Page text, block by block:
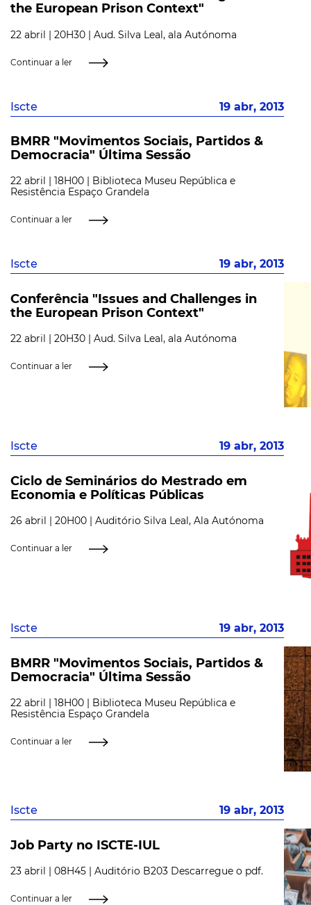
the European Prison Context"
22 abril | 20H30 | Aud. Silva Leal, ala Autónoma
Continuar a ler
Iscte 19 abr, 2013
BMRR "Movimentos Sociais, Partidos &
Democracia" Última Sessão
22 abril | 18H00 | Biblioteca Museu República e
Resistência Espaço Grandela
Continuar a ler
Iscte 19 abr, 2013
Conferência "Issues and Challenges in
the European Prison Context"
22 abril | 20H30 | Aud. Silva Leal, ala Autónoma
Continuar a ler
Iscte 19 abr, 2013
Ciclo de Seminários do Mestrado em
Economia e Políticas Públicas
26 abril | 20H00 | Auditório Silva Leal, Ala Autónoma
Continuar a ler
Iscte 19 abr, 2013
BMRR "Movimentos Sociais, Partidos &
Democracia" Última Sessão
22 abril | 18H00 | Biblioteca Museu República e
Resistência Espaço Grandela
Continuar a ler
Iscte 19 abr, 2013
Job Party no ISCTE-IUL
23 abril | 08H45 | Auditório B203 Descarregue o pdf.
Continuar a ler